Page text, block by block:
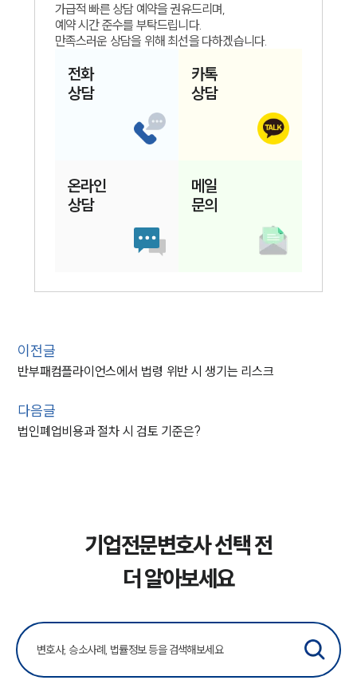
가급적 빠른 상담 예약을 권유드리며,
예약 시간 준수를 부탁드립니다.
만족스러운 상담을 위해 최선을 다하겠습니다.
전화
상담
카톡
상담
온라인
상담
메일
문의
이전글
반부패컴플라이언스에서 법령 위반 시 생기는 리스크
다음글
법인폐업비용과 절차 시 검토 기준은?
기업전문변호사 선택 전
더 알아보세요